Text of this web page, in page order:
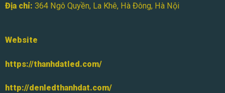
Địa chỉ: 364 Ngô Quyền, La Khê, Hà Đông, Hà Nội
Website
https://thanhdatled.com/
http://denledthanhdat.com/